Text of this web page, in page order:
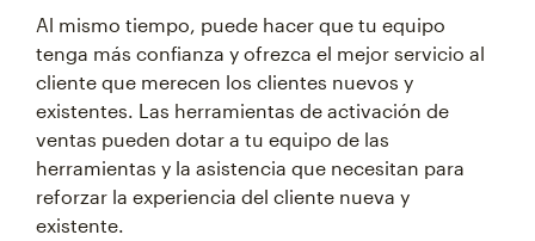
Al mismo tiempo, puede hacer que tu equipo
tenga más confianza y ofrezca el mejor servicio al
cliente que merecen los clientes nuevos y
existentes. Las herramientas de activación de
ventas pueden dotar a tu equipo de las
herramientas y la asistencia que necesitan para
reforzar la experiencia del cliente nueva y
existente.